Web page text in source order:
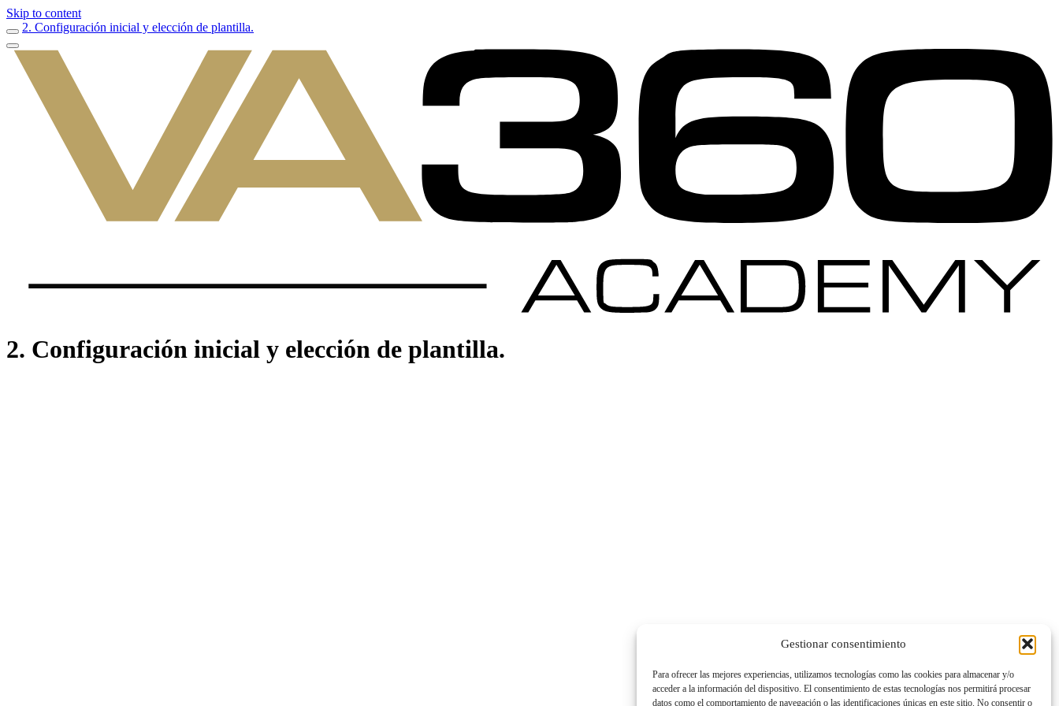
Gestionar consentimiento
Para ofrecer las mejores experiencias, utilizamos tecnologías como las cookies para almacenar y/o
acceder a la información del dispositivo. El consentimiento de estas tecnologías nos permitirá procesar
datos como el comportamiento de navegación o las identificaciones únicas en este sitio. No consentir o
Skip to content
2. Configuración inicial y elección de plantilla.
2. Configuración inicial y elección de plantilla.